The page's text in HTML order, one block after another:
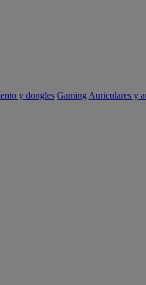
y dongles Gaming Auriculares y